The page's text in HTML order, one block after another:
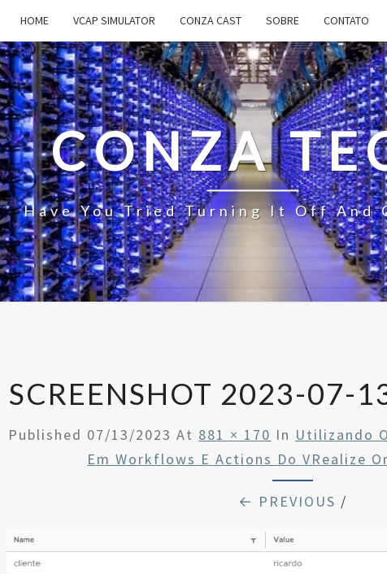
HOME VCAP SIMULATOR CONZA CAST SOBRE CONTATO
CONZA
Have You Tried Turning It Off And
SCREENSHOT 2023-07-
Published 07/13/2023 At 881 × 170 In Utilizando
Em Workflows E Actions Do VRealize
← PREVIOUS /